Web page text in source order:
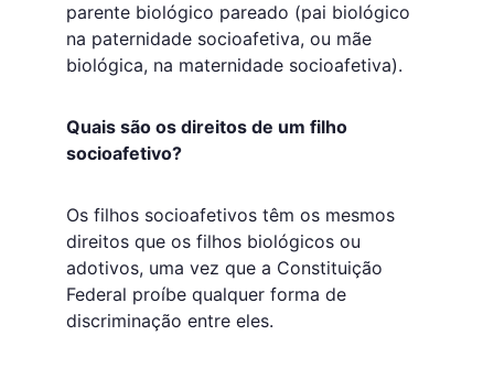
parente biológico pareado (pai biológico
na paternidade socioafetiva, ou mãe
biológica, na maternidade socioafetiva).
Quais são os direitos de um filho
socioafetivo?
Os filhos socioafetivos têm os mesmos
direitos que os filhos biológicos ou
adotivos, uma vez que a Constituição
Federal proíbe qualquer forma de
discriminação entre eles.